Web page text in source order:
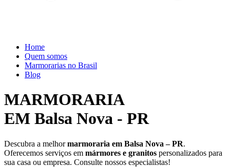
Home
Quem somos
Marmorarias no Brasil
Blog
MARMORARIA
EM Balsa Nova - PR
Descubra a melhormarmoraria em Balsa Nova – PR.
Oferecemos serviços em mármores e granitos personalizados para
sua casa ou empresa. Consulte nossos especialistas!